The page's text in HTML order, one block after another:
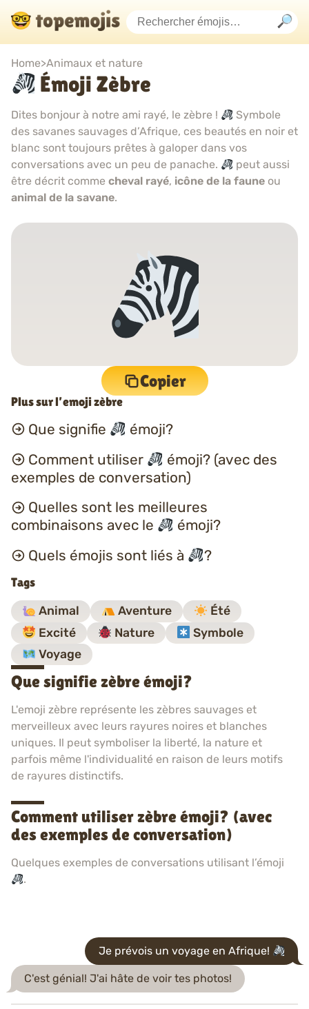
Home>Animaux et nature
Émoji Zèbre
Dites bonjour à notre ami rayé, le zèbre !
Symbole
des savanes sauvages d’Afrique, ces beautés en noir et
blanc sont toujours prêtes à galoper dans vos
conversations avec un peu de panache.
peut aussi
être décrit comme cheval rayé, icône de la faune ou
animal de la savane.
Copier
Plus sur l’emoji zèbre
Que signifie
émoji?
Comment utiliser
émoji? (avec des
exemples de conversation)
Quelles sont les meilleures
combinaisons avec le
émoji?
Quels émojis sont liés à
?
Tags
Animal Aventure
Été
Excité
Nature
Symbole
Voyage
Que signifie zèbre émoji?
L'emoji zèbre représente les zèbres sauvages et
merveilleux avec leurs rayures noires et blanches
uniques. Il peut symboliser la liberté, la nature et
parfois même l'individualité en raison de leurs motifs
de rayures distinctifs.
Comment utiliser zèbre émoji? (avec
des exemples de conversation)
Quelques exemples de conversations utilisant l’émoji
.
Je prévois un voyage en Afrique!
C'est génial! J'ai hâte de voir tes photos!